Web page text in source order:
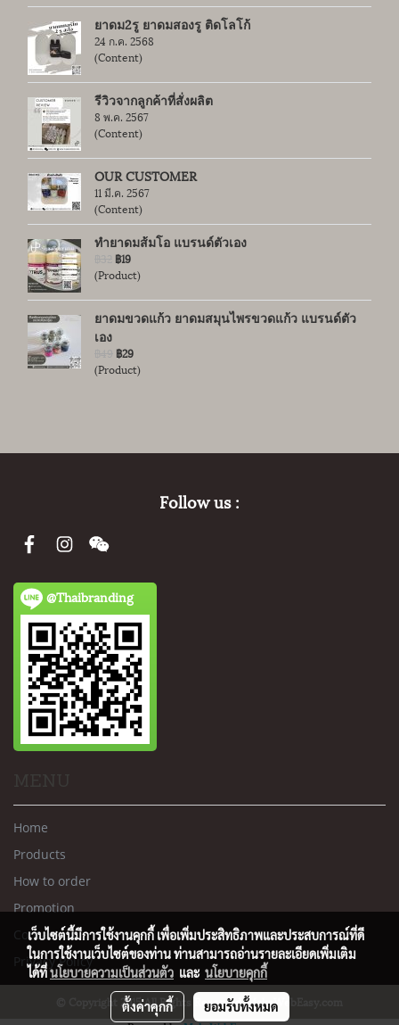
ยาดม2รู ยาดมสองรู ติดโลโก้
24 ก.ค. 2568
(Content)
รีวิวจากลูกค้าที่สั่งผลิต
8 พ.ค. 2567
(Content)
OUR CUSTOMER
11 มี.ค. 2567
(Content)
ทำยาดมส้มโอ แบรนด์ตัวเอง
฿19
(Product)
ยาดมขวดแก้ว ยาดมสมุนไพรขวดแก้ว แบรนด์ตัว
เอง
฿29
(Product)
Follow us :
@Thaibranding
Home
Products
How to order
Promotion
Contact us
Privacy Policy
© Copyright 2015 All Rights Reserved. MakeWebEasy.com
เว็บไซต์นี้มีการใช้งานคุกกี้ เพื่อเพิ่มประสิทธิภาพและประสบการณ์ที่ดี
ในการใช้งานเว็บไซต์ของท่าน ท่านสามารถอ่านรายละเอียดเพิ่มเติม
ได้ที่นโยบายความเป็นส่วนตัว และ นโยบายคุกกี้
ตั้งค่าคุกกี้ ยอมรับทั้งหมด